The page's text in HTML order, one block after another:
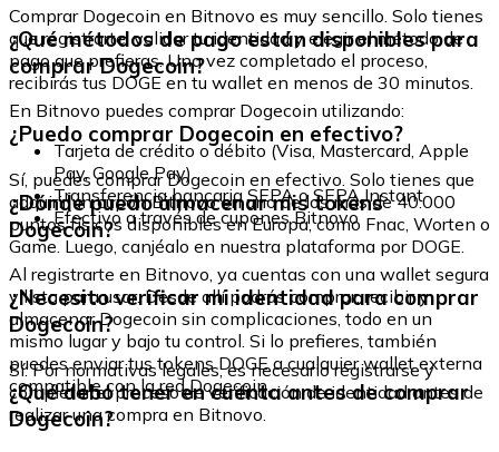
Comprar Dogecoin en Bitnovo es muy sencillo. Solo tienes
que registrarte, validar tu identidad y elegir el método de
pago que prefieras. Una vez completado el proceso,
recibirás tus DOGE en tu wallet en menos de 30 minutos.
¿Qué métodos de pago están disponibles para
comprar Dogecoin?
En Bitnovo puedes comprar Dogecoin utilizando:
Tarjeta de crédito o débito (Visa, Mastercard, Apple
Pay, Google Pay)
Transferencia bancaria SEPA o SEPA Instant
Efectivo a través de cupones Bitnovo
¿Puedo comprar Dogecoin en efectivo?
Sí, puedes comprar Dogecoin en efectivo. Solo tienes que
adquirir un cupón Bitnovo en uno de los más de 40.000
puntos físicos disponibles en Europa, como Fnac, Worten o
Game. Luego, canjéalo en nuestra plataforma por DOGE.
¿Dónde puedo almacenar mis tokens
Dogecoin?
Al registrarte en Bitnovo, ya cuentas con una wallet segura
y lista para usar. Desde allí podrás comprar, recibir y
almacenar Dogecoin sin complicaciones, todo en un
mismo lugar y bajo tu control. Si lo prefieres, también
puedes enviar tus tokens DOGE a cualquier wallet externa
compatible con la red Dogecoin.
¿Necesito verificar mi identidad para comprar
Dogecoin?
Sí. Por normativas legales, es necesario registrarse y
completar el proceso de verificación de identidad antes de
realizar una compra en Bitnovo.
¿Qué debo tener en cuenta antes de comprar
Dogecoin?